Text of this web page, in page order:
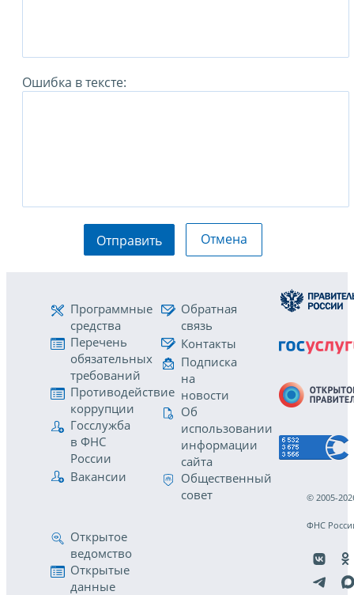
Ошибка в тексте:
Отправить Отмена
Программные
средства
Перечень
обязательных
требований
Противодействие
коррупции
Госслужба
в ФНС
России
Вакансии
Обратная
связь
Контакты
Подписка
на
новости
Об
использовании
информации
сайта
Общественный
совет
Открытое
ведомство
Открытые
данные
© 2005-
ФНС